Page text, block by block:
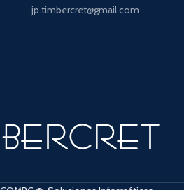
jp.timbercret@gmail.com